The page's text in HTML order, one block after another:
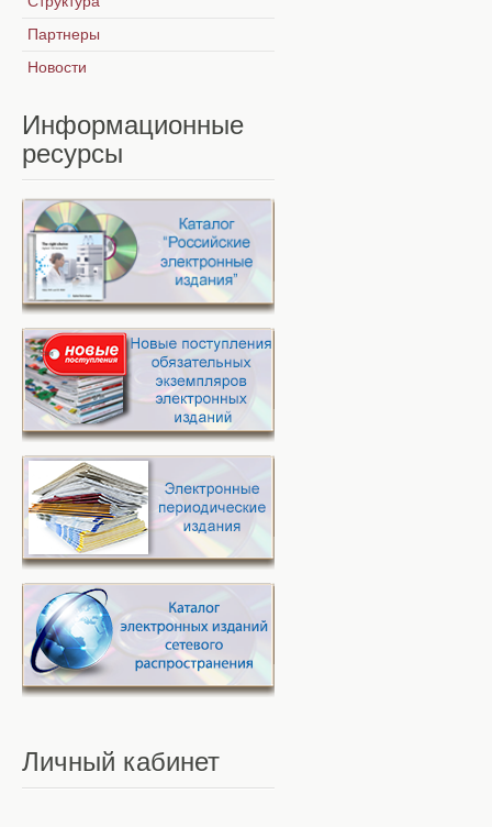
Партнеры
Новости
Информационные
ресурсы
Личный кабинет